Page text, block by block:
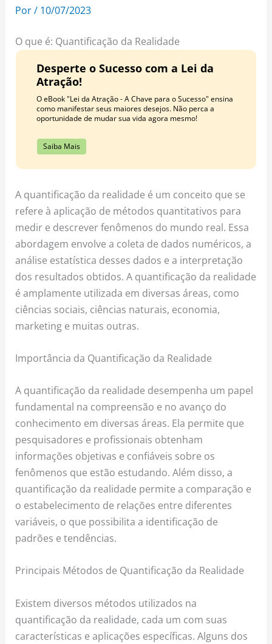
m t
Por/ 10/07/2023
O que é: Quantificação da Realidade
Desperte o Sucesso com a Lei da
Atração!
O eBook "Lei da Atração - A Chave para o Sucesso" ensina
como manifestar seus maiores desejos. Não perca a
oportunidade de mudar sua vida agora mesmo!
Saiba Mais
A quantificação da realidade é um conceito que se
refere à aplicação de métodos quantitativos para
medir e descrever fenômenos do mundo real. Essa
abordagem envolve a coleta de dados numéricos, a
análise estatística desses dados e a interpretação
dos resultados obtidos. A quantificação da realidade
é amplamente utilizada em diversas áreas, como
ciências sociais, ciências naturais, economia,
marketing e muitas outras.
Importância da Quantificação da Realidade
A quantificação da realidade desempenha um papel
fundamental na compreensão e no avanço do
conhecimento em diversas áreas. Ela permite que
pesquisadores e profissionais obtenham
informações objetivas e confiáveis sobre os
fenômenos que estão estudando. Além disso, a
quantificação da realidade permite a comparação e
o estabelecimento de relações entre diferentes
variáveis, o que possibilita a identificação de
padrões e tendências.
Principais Métodos de Quantificação da Realidade
Existem diversos métodos utilizados na
quantificação da realidade, cada um com suas
características e aplicações específicas. Alguns dos